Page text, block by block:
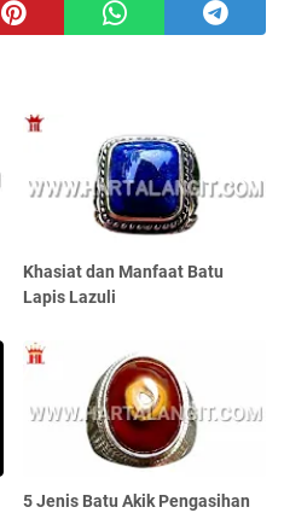
Khasiat dan Manfaat Batu
Lapis Lazuli
5 Jenis Batu Akik Pengasihan